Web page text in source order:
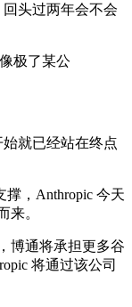
头过两年会不会
极了某公
就已经站在终点
，Anthropic 今天
来。
博通将承担更多谷
将通过该公司